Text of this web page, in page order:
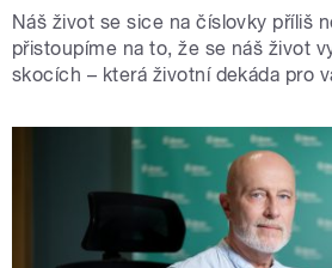
Náš život se sice na číslovky příliš
přistoupíme na to, že se náš život
skocích – která životní dekáda pro